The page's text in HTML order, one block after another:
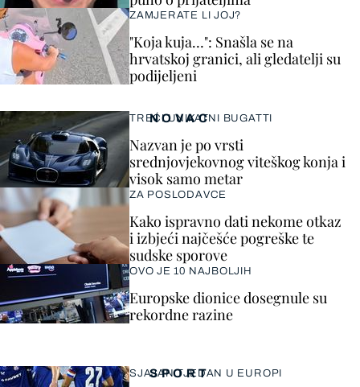
ZAMJERATE LI JOJ?
"Koja kuja…": Snašla se na
hrvatskoj granici, ali gledatelji su
podijeljeni
SPORT
SJAJAN TJEDAN U EUROPI
NOVAC
TREĆI UNIKATNI BUGATTI
Nazvan je po vrsti
srednjovjekovnog viteškog konja i
visok samo metar
ZA POSLODAVCE
Kako ispravno dati nekome otkaz
i izbjeći najčešće pogreške te
sudske sporove
OVO JE 10 NAJBOLJIH
Europske dionice dosegnule su
rekordne razine